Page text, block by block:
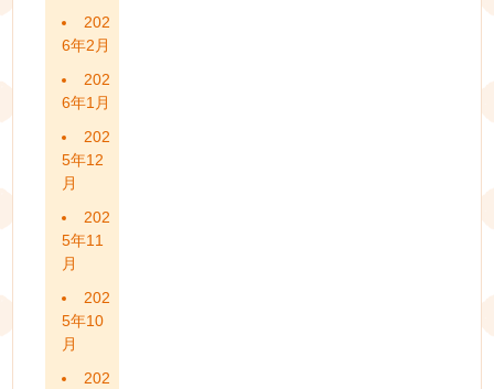
202
6年2月
202
6年1月
202
5年12
月
202
5年11
月
202
5年10
月
202